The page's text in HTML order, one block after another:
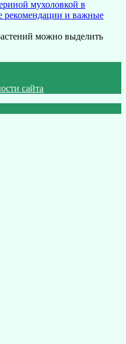
мухоловкой в
и важные
можно выделить
сайта